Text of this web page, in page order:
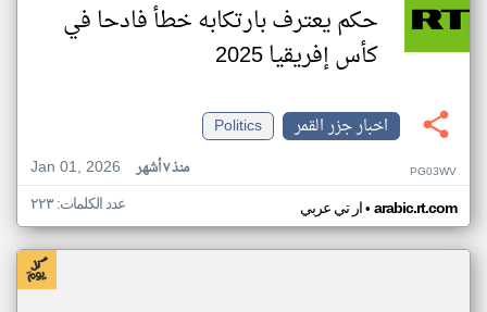
حكم يعترف بارتكابه خطأ فادحا في
كأس إفريقيا 2025
اخبار جزر القمر
Politics
Jan 01, 2026
منذ ٧ أشهر PG03WV
ار تي عربي• arabic.rt.com عدد الكلمات: ٢٢٣